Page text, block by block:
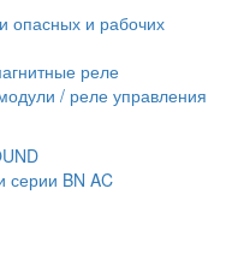
опасных и рабочих
реле
/ реле управления
серии BN AC